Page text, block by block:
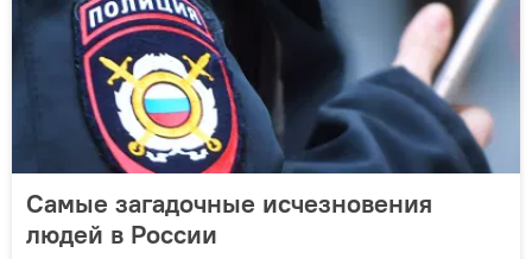
Самые загадочные исчезновения
людей в России